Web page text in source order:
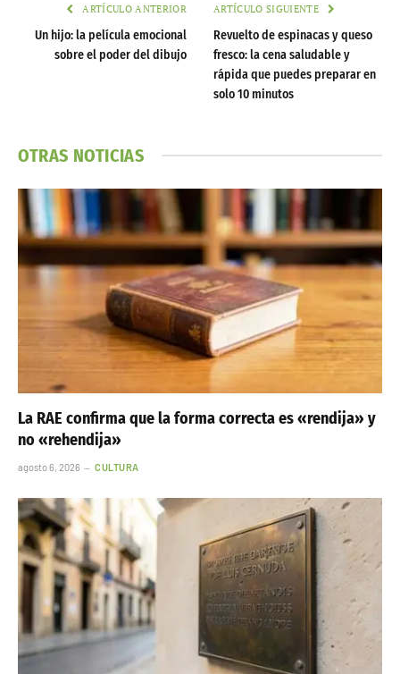
ARTÍCULO ANTERIOR
Un hijo: la película emocional
sobre el poder del dibujo
ARTÍCULO SIGUIENTE
Revuelto de espinacas y queso
fresco: la cena saludable y
rápida que puedes preparar en
solo 10 minutos
OTRAS NOTICIAS
La RAE confirma que la forma correcta es «rendija» y
no «rehendija»
agosto 6, 2026 CULTURA